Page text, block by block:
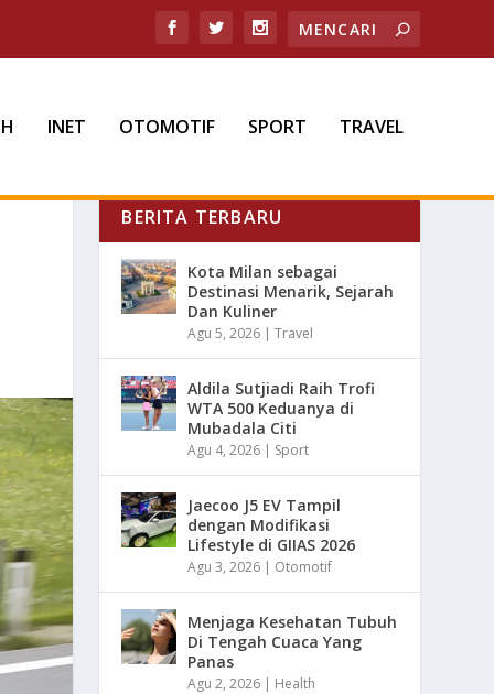
INET OTOMOTIF SPORT TRAVEL
BERITA TERBARU
Kota Milan sebagai
Destinasi Menarik, Sejarah
Dan Kuliner
Agu 5, 2026 |Travel
Aldila Sutjiadi Raih Trofi
WTA 500 Keduanya di
Mubadala Citi
Agu 4, 2026 | Sport
Jaecoo J5 EV Tampil
dengan Modifikasi
Lifestyle di GIIAS 2026
Agu 3, 2026 | Otomotif
Menjaga Kesehatan Tubuh
Di Tengah Cuaca Yang
Panas
Agu 2, 2026 | Health